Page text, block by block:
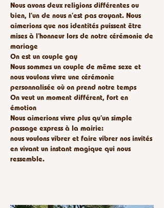
Nous avons deux religions différentes ou
bien, l’un de nous n’est pas croyant. Nous
aimerions que nos identités puissent être
mises à l’honneur lors de notre cérémonie de
mariage
On est un couple gay
Nous sommes un couple de même sexe et
nous voulons vivre une cérémonie
personnalisée où on prend notre temps
On veut un moment différent, fort en
émotion
Nous aimerions vivre plus qu’un simple
passage express à la mairie:
nous voulons vibrer et faire vibrer nos invités
en vivant un instant magique qui nous
ressemble.